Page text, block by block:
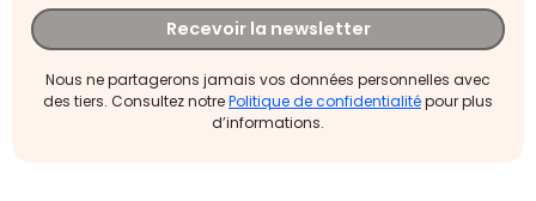
Recevoir la newsletter
Nous ne partagerons jamais vos données personnelles avec
des tiers. Consultez notrePolitique de confidentialitépour plus
d’informations.